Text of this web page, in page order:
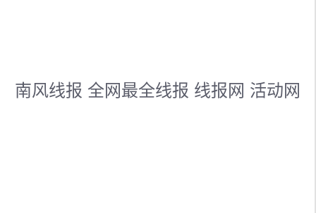
南风线报 全网最全线报 线报网 活动网